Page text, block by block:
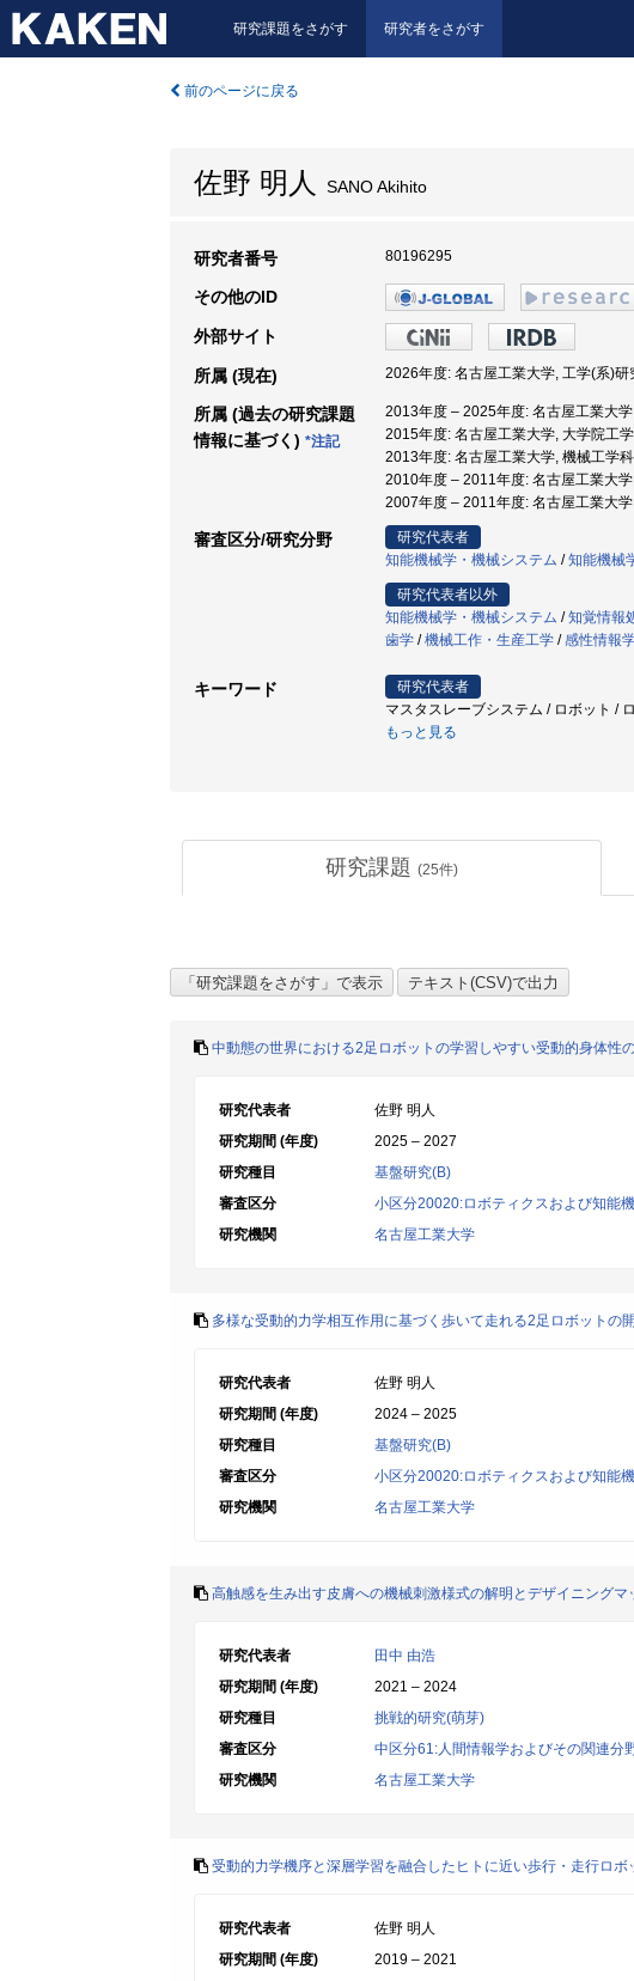
研究課題をさがす 研究者をさがす
前のページに戻る
佐野 明人 SANO Akihito
研究者番号 80196295
その他のID
外部サイト
所属 (現在) 2026年度: 名古屋工業大学, 工学(系)研
所属 (過去の研究課題
情報に基づく) *注記
2013年度 – 2025年度: 名古屋工業大
2015年度: 名古屋工業大学, 大学院工
2013年度: 名古屋工業大学, 機械工学
2010年度 – 2011年度: 名古屋工業大
2007年度 – 2011年度: 名古屋工業大
審査区分/研究分野
研究代表者
知能機械学・機械システム /知能機械
研究代表者以外
知能機械学・機械システム /知覚情報
歯学 /機械工作・生産工学 /感性情報
キーワード
研究代表者
マスタスレーブシステム / ロボット /
もっと見る
研究課題 (25件)
中動態の世界における2足ロボットの学習しやすい受動的身体性
研究代表者
佐野 明人
研究期間 (年度)
2025 – 2027
研究種目
基盤研究(B)
審査区分
小区分20020:ロボティクスおよび知能
研究機関
名古屋工業大学
多様な受動的力学相互作用に基づく歩いて走れる2足ロボットの
研究代表者
佐野 明人
研究期間 (年度)
2024 – 2025
研究種目
基盤研究(B)
審査区分
小区分20020:ロボティクスおよび知能
研究機関
名古屋工業大学
高触感を生み出す皮膚への機械刺激様式の解明とデザイニングマ
研究代表者
田中 由浩
研究期間 (年度)
2021 – 2024
研究種目
挑戦的研究(萌芽)
審査区分
中区分61:人間情報学およびその関連分
研究機関
名古屋工業大学
受動的力学機序と深層学習を融合したヒトに近い歩行・走行ロボ
研究代表者
佐野 明人
研究期間 (年度)
2019 – 2021